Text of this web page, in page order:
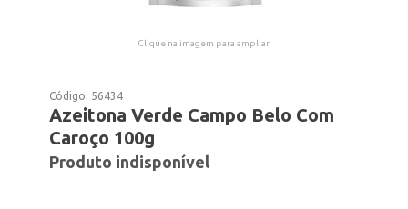
Clique na imagem para ampliar.
Código: 56434
Azeitona Verde Campo Belo Com
Caroço 100g
Produto indisponível